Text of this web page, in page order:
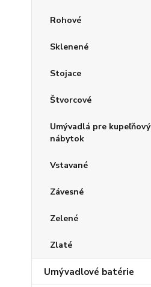
Rohové
Sklenené
Stojace
Štvorcové
Umývadlá pre kupeľňový
nábytok
Vstavané
Závesné
Zelené
Zlaté
Umývadlové batérie